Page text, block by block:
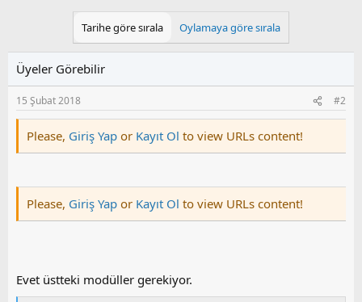
e
r
:
Tarihe göre sırala Oylamaya göre sırala
Üyeler Görebilir
15 Şubat 2018 #2
Please, Giriş Yap or Kayıt Ol to view URLs content!
Please, Giriş Yap or Kayıt Ol to view URLs content!
Evet üstteki modüller gerekiyor.